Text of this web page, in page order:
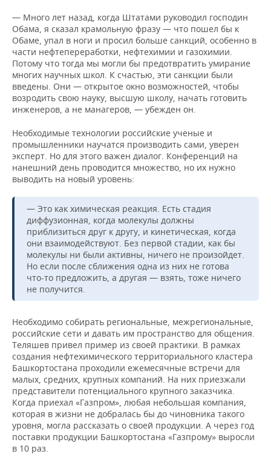
— Много лет назад, когда Штатами руководил господин
Обама, я сказал крамольную фразу — что пошел бы к
Обаме, упал в ноги и просил больше санкций, особенно в
части нефтепереработки, нефтехимии и газохимии.
Потому что тогда мы могли бы предотвратить умирание
многих научных школ. К счастью, эти санкции были
введены. Они — открытое окно возможностей, чтобы
возродить свою науку, высшую школу, начать готовить
инженеров, а не манагеров, — убежден он.
Необходимые технологии российские ученые и
промышленники научатся производить сами, уверен
эксперт. Но для этого важен диалог. Конференций на
нанешний день проводится множество, но их нужно
выводить на новый уровень:
— Это как химическая реакция. Есть стадия
диффузионная, когда молекулы должны
приблизиться друг к другу, и кинетическая, когда
они взаимодействуют. Без первой стадии, как бы
молекулы ни были активны, ничего не произойдет.
Но если после сближения одна из них не готова
что-то предложить, а другая — взять, тоже ничего
не получится.
Необходимо собирать региональные, межрегиональные,
российские сети и давать им пространство для общения.
Теляшев привел пример из своей практики. В рамках
создания нефтехимического территориального кластера
Башкортостана проходили ежемесячные встречи для
малых, средних, крупных компаний. На них приезжали
представители потенциального крупного заказчика.
Когда приехал «Газпром», любая небольшая компания,
которая в жизни не добралась бы до чиновника такого
уровня, могла рассказать о своей продукции. А через год
поставки продукции Башкортостана «Газпрому» выросли
в 10 раз.